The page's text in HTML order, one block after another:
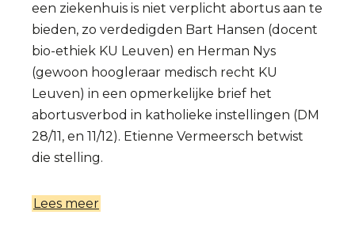
een ziekenhuis is niet verplicht abortus aan te
bieden, zo verdedigden Bart Hansen (docent
bio-ethiek KU Leuven) en Herman Nys
(gewoon hoogleraar medisch recht KU
Leuven) in een opmerkelijke brief het
abortusverbod in katholieke instellingen (DM
28/11, en 11/12). Etienne Vermeersch betwist
die stelling.
Lees meer